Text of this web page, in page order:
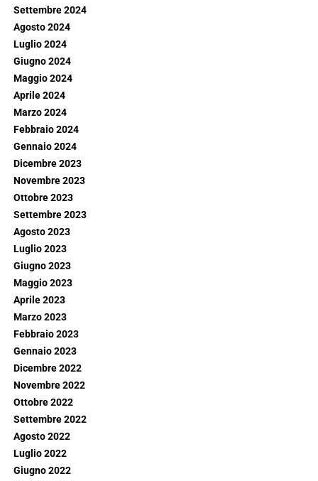
Settembre 2024
Agosto 2024
Luglio 2024
Giugno 2024
Maggio 2024
Aprile 2024
Marzo 2024
Febbraio 2024
Gennaio 2024
Dicembre 2023
Novembre 2023
Ottobre 2023
Settembre 2023
Agosto 2023
Luglio 2023
Giugno 2023
Maggio 2023
Aprile 2023
Marzo 2023
Febbraio 2023
Gennaio 2023
Dicembre 2022
Novembre 2022
Ottobre 2022
Settembre 2022
Agosto 2022
Luglio 2022
Giugno 2022